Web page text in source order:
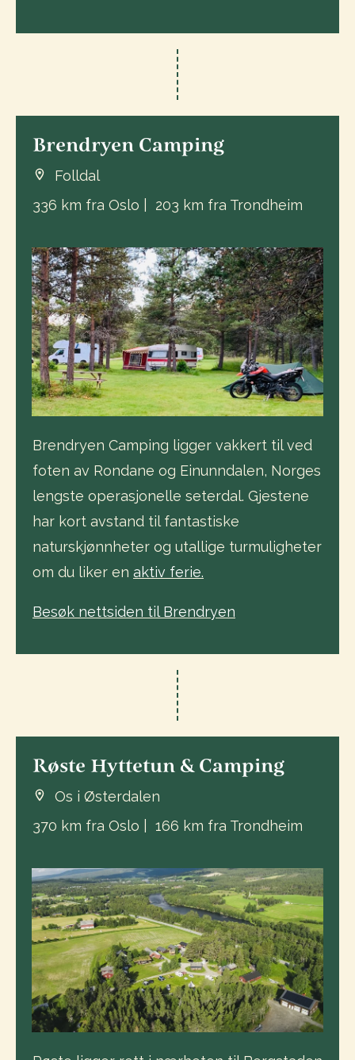
Brendryen Camping
Folldal
336 km fra Oslo | 203 km fra Trondheim
Brendryen Camping ligger vakkert til ved
foten av Rondane og Einunndalen, Norges
lengste operasjonelle seterdal. Gjestene
har kort avstand til fantastiske
naturskjønnheter og utallige turmuligheter
om du liker en aktiv ferie.
Besøk nettsiden til Brendryen
Røste Hyttetun & Camping
Os i Østerdalen
370 km fra Oslo | 166 km fra Trondheim